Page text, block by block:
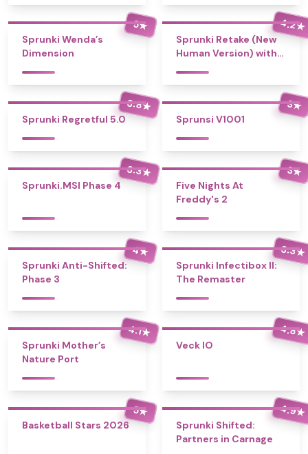
5★
Sprunki Wenda’s
Dimension
4.2★
Sprunki Retake (New
Human Version) with
3.8★
Sprunki Regretful 5.0
3★
Sprunsi V1001
3.3★
Sprunki.MSI Phase 4
3★
Five Nights At
Freddy's 2
4★
Sprunki Anti-Shifted:
Phase 3
3.3★
Sprunki Infectibox II:
The Remaster
4.1★
Sprunki Mother’s
Nature Port
4.8★
Veck IO
5★
Basketball Stars 2026
4.9★
Sprunki Shifted:
Partners in Carnage